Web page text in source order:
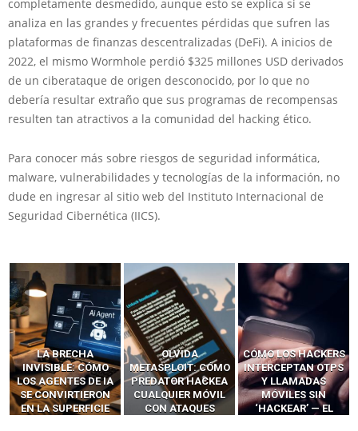
completamente desmedido, aunque esto se explica si se
analiza en las grandes y frecuentes pérdidas que sufren las
plataformas de finanzas descentralizadas (DeFi). A inicios de
2022, el mismo Wormhole perdió $325 millones USD derivados
de un ciberataque de origen desconocido, por lo que no
debería resultar extraño que sus programas de recompensas
resulten tan atractivos a la comunidad del hacking ético.
Para conocer más sobre riesgos de seguridad informática,
malware, vulnerabilidades y tecnologías de la información, no
dude en ingresar al sitio web del Instituto Internacional de
Seguridad Cibernética (IICS).
LA BRECHA
INVISIBLE: CÓMO
LOS AGENTES DE IA
SE CONVIRTIERON
EN LA SUPERFICIE
OLVIDA
METASPLOIT: CÓMO
PREDATOR HACKEA
CUALQUIER MÓVIL
CON ATAQUES
CÓMO LOS HACKERS
INTERCEPTAN OTPS
Y LLAMADAS
MÓVILES SIN
‘HACKEAR’ — EL